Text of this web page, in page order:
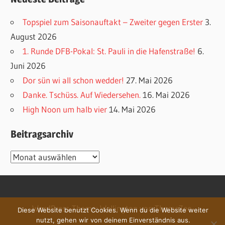
Topspiel zum Saisonauftakt – Zweiter gegen Erster 3.
August 2026
1. Runde DFB-Pokal: St. Pauli in die Hafenstraße! 6.
Juni 2026
Dor sün wi all schon wedder! 27. Mai 2026
Danke. Tschüss. Auf Wiedersehen. 16. Mai 2026
High Noon um halb vier 14. Mai 2026
Beitragsarchiv
Beitragsarchiv
WordPress-Theme: Wellington von ThemeZee.
Diese Website benutzt Cookies. Wenn du die Website weiter
nutzt, gehen wir von deinem Einverständnis aus.